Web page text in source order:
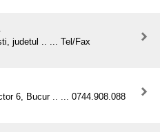
judetul .. ... Tel/Fax
6, Bucur .. ... 0744.908.088